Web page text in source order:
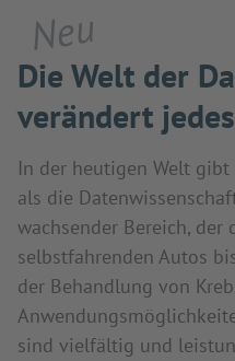
Neu
Die Welt der
verändert
In der heutigen Welt
als die
wachsender Bereich, der
selbstfahrenden Autos
der Behandlung von
sind vielfältig und